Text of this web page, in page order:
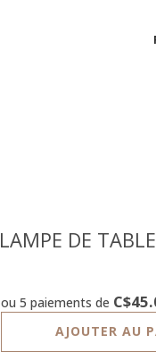
LAMPE DE
ou 5 paiements de
AJOUTER AU